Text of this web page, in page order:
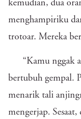
kemudian, dua
menghampiriku
trotoar. Mereka
“Kamu nggak
bertubuh gempal.
menarik tali
mengerjap.